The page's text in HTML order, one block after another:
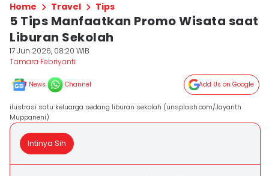
Home Travel Tips
5 Tips Manfaatkan Promo Wisata saat
Liburan Sekolah
17 Jun 2026, 08:20 WIB
Tamara Febriyanti
News Channel Add Us on Google
ilustrasi satu keluarga sedang liburan sekolah (unsplash.com/Jayanth
Muppaneni)
Intinya Sih